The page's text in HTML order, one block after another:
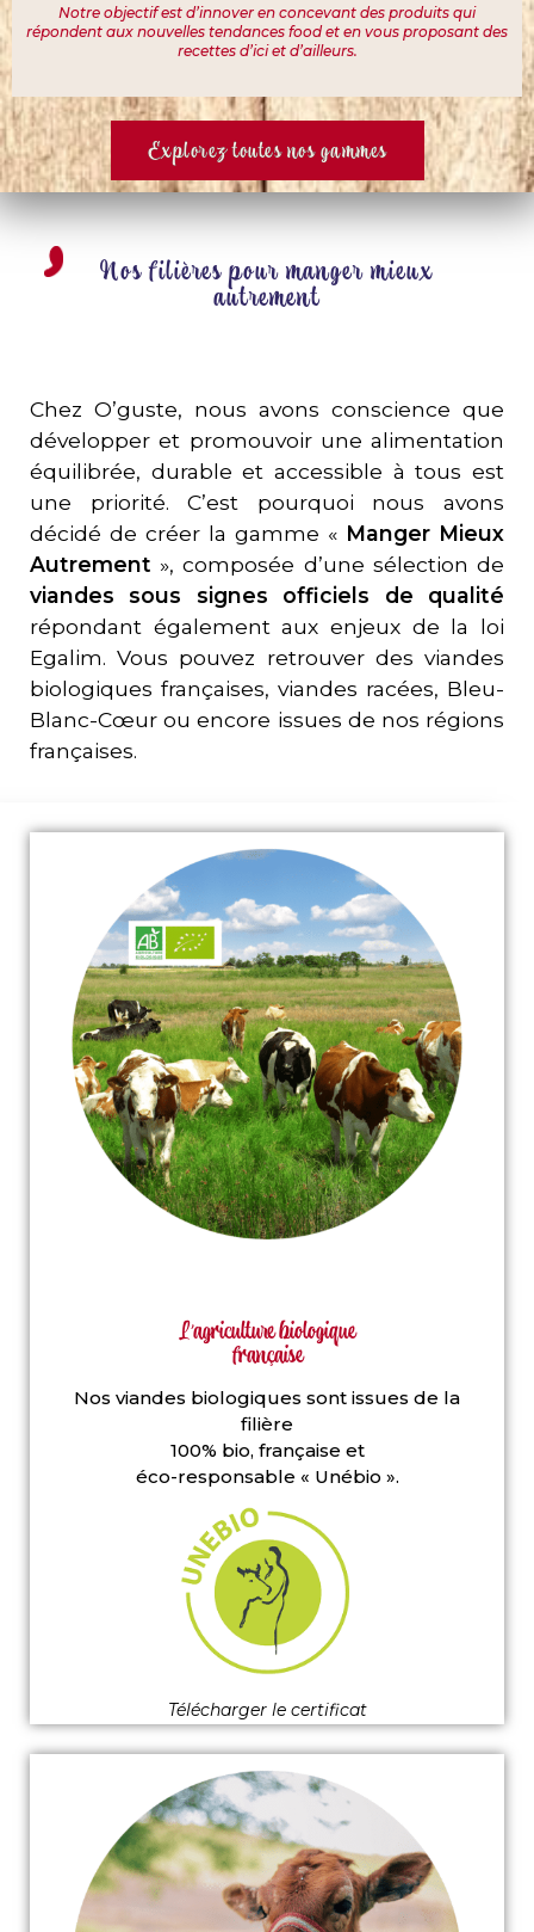
Notre objectif est d’innover en concevant des produits qui
répondent aux nouvelles tendances food et en vous proposant des
recettes d’ici et d’ailleurs.
Explorez toutes nos gammes
Nos filières pour manger mieux
autrement
Chez O’guste, nous avons conscience que
développer et promouvoir une alimentation
équilibrée, durable et accessible à tous est
une priorité. C’est pourquoi nous avons
décidé de créer la gamme « Manger Mieux
Autrement », composée d’une sélection de
viandes sous signes officiels de qualité
répondant également aux enjeux de la loi
Egalim. Vous pouvez retrouver des viandes
biologiques françaises, viandes racées, Bleu-
Blanc-Cœur ou encore issues de nos régions
françaises.
L'agriculture biologique
française
Nos viandes biologiques sont issues de la
filière
100% bio, française et
éco-responsable « Unébio ».
Télécharger le certificat